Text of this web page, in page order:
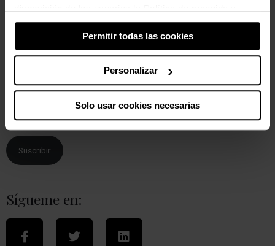
tratamiento de cookies del sitio Web.
Permitir todas las cookies
Personalizar
Solo usar cookies necesarias
Suscríbete por email
Al suscribirte, confirmas que has leído, comprendes y aceptas lapolítica
Suscribir
Sígueme en: